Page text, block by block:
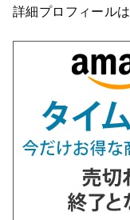
詳細プロフィールは